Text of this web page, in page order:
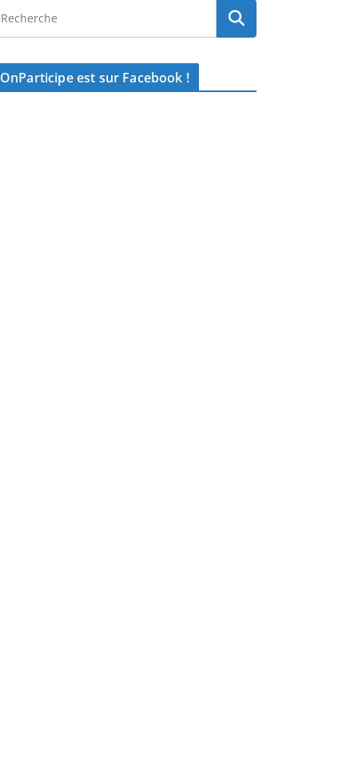
OnParticipe est sur Facebook !